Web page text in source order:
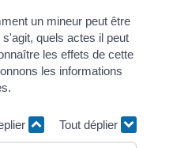
un mineur peut être
quels actes il peut
les effets de cette
les informations
Tout déplier